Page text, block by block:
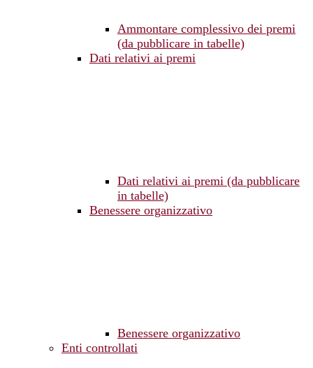
Ammontare complessivo dei premi
(da pubblicare in tabelle)
Dati relativi ai premi
Dati relativi ai premi (da pubblicare
in tabelle)
Benessere organizzativo
Benessere organizzativo
Enti controllati